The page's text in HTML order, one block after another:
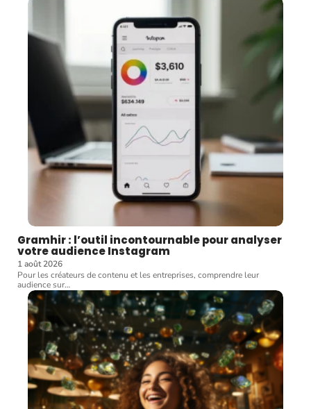
Gramhir : l’outil incontournable pour analyser
votre audience Instagram
1 août 2026
Pour les créateurs de contenu et les entreprises, comprendre leur
audience sur…